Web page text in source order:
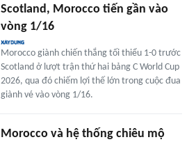
Scotland, Morocco tiến gần vào
vòng 1/16
Morocco giành chiến thắng tối thiểu 1-0 trước
Scotland ở lượt trận thứ hai bảng C World Cup
2026, qua đó chiếm lợi thế lớn trong cuộc đua
giành vé vào vòng 1/16.
Morocco và hệ thống chiêu mộ